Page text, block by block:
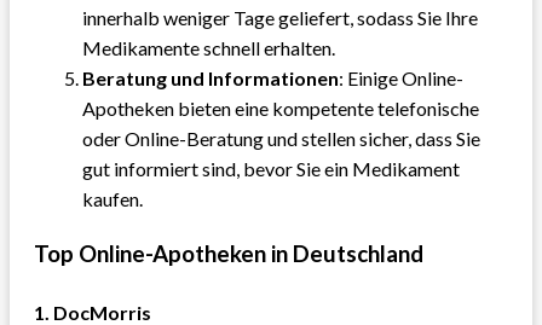
innerhalb weniger Tage geliefert, sodass Sie Ihre
Medikamente schnell erhalten.
Beratung und Informationen: Einige Online-
Apotheken bieten eine kompetente telefonische
oder Online-Beratung und stellen sicher, dass Sie
gut informiert sind, bevor Sie ein Medikament
kaufen.
Top Online-Apotheken in Deutschland
1. DocMorris